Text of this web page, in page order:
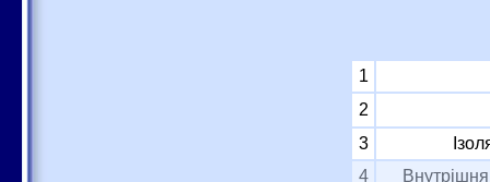
1
2
3
4
Внутрішня